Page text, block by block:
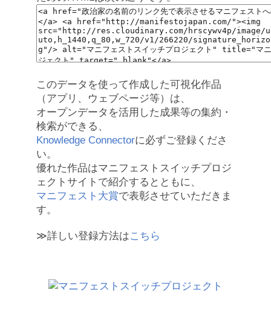
このデータを使って作成した可視化作品
（アプリ、ウェブページ等）は、
オープンデータを活用した成果等の集約・
検索ができる、
Knowledge Connectorに必ずご登録くださ
い。
優れた作品はマニフェストスイッチプロジ
ェクトサイトで紹介するとともに、
マニフェスト大賞で表彰させていただきま
す。
≫詳しい登録方法はこちら